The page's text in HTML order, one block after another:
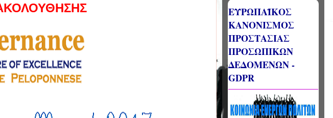
ΕΥΡΩΠΑΪΚΟΣ
ΚΑΝΟΝΙΣΜΟΣ
ΠΡΟΣΤΑΣΙΑΣ
ΠΡΟΣΩΠΙΚΩΝ
ΔΕΔΟΜΕΝΩΝ -
GDPR